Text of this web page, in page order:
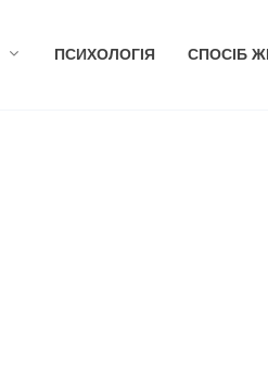
ПСИХОЛОГІЯ СПОСІБ